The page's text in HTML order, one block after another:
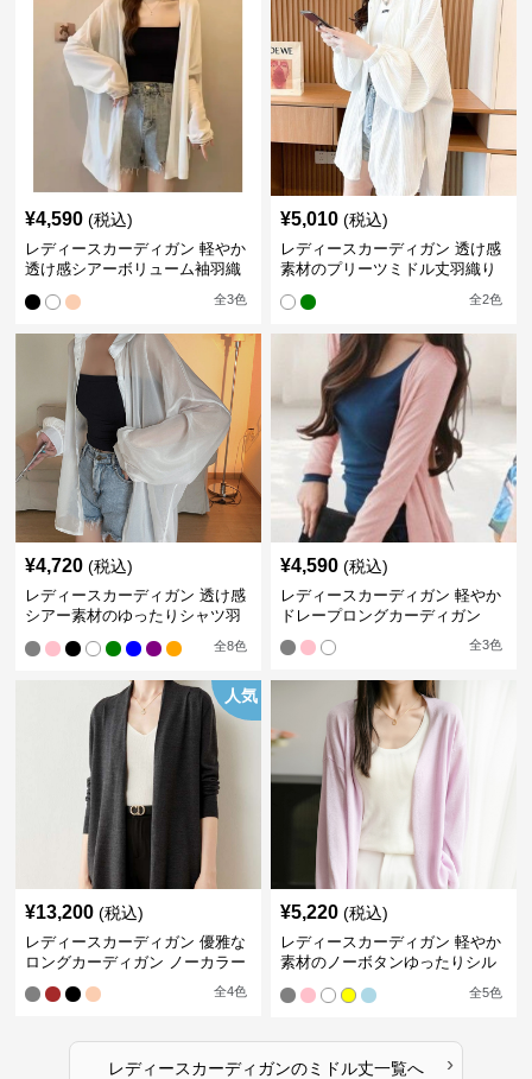
¥4,590 (税込)
レディースカーディガン 軽やか
透け感シアーボリューム袖羽織
全3色
¥5,010 (税込)
レディースカーディガン 透け感
素材のプリーツミドル丈羽織り
全2色
¥4,720 (税込)
レディースカーディガン 透け感
シアー素材のゆったりシャツ羽
全8色
¥4,590 (税込)
レディースカーディガン 軽やか
ドレープロングカーディガン
全3色
人気
¥13,200 (税込)
レディースカーディガン 優雅な
ロングカーディガン ノーカラー
全4色
¥5,220 (税込)
レディースカーディガン 軽やか
素材のノーボタンゆったりシル
全5色
レディースカーディガンのミドル丈一覧へ ›